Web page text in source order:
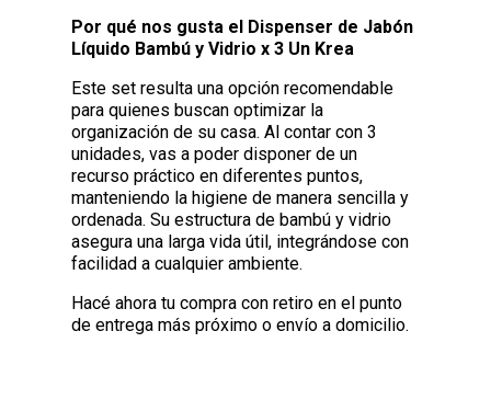
Por qué nos gusta el Dispenser de Jabón
Líquido Bambú y Vidrio x 3 Un Krea
Este set resulta una opción recomendable
para quienes buscan optimizar la
organización de su casa. Al contar con 3
unidades, vas a poder disponer de un
recurso práctico en diferentes puntos,
manteniendo la higiene de manera sencilla y
ordenada. Su estructura de bambú y vidrio
asegura una larga vida útil, integrándose con
facilidad a cualquier ambiente.
Hacé ahora tu compra con retiro en el punto
de entrega más próximo o envío a domicilio.